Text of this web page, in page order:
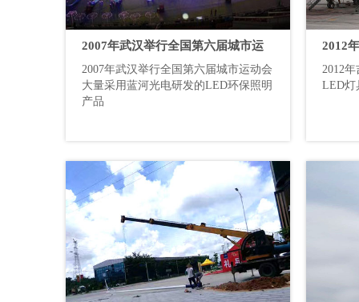
2007年武汉举行全国第六届城市运
动会大量采用蓝河光电研发的LED
环保照明产品
2007年武汉举行全国第六届城市运动会
大量采用蓝河光电研发的LED环保照明
产品
2012
河的
2012
LED灯